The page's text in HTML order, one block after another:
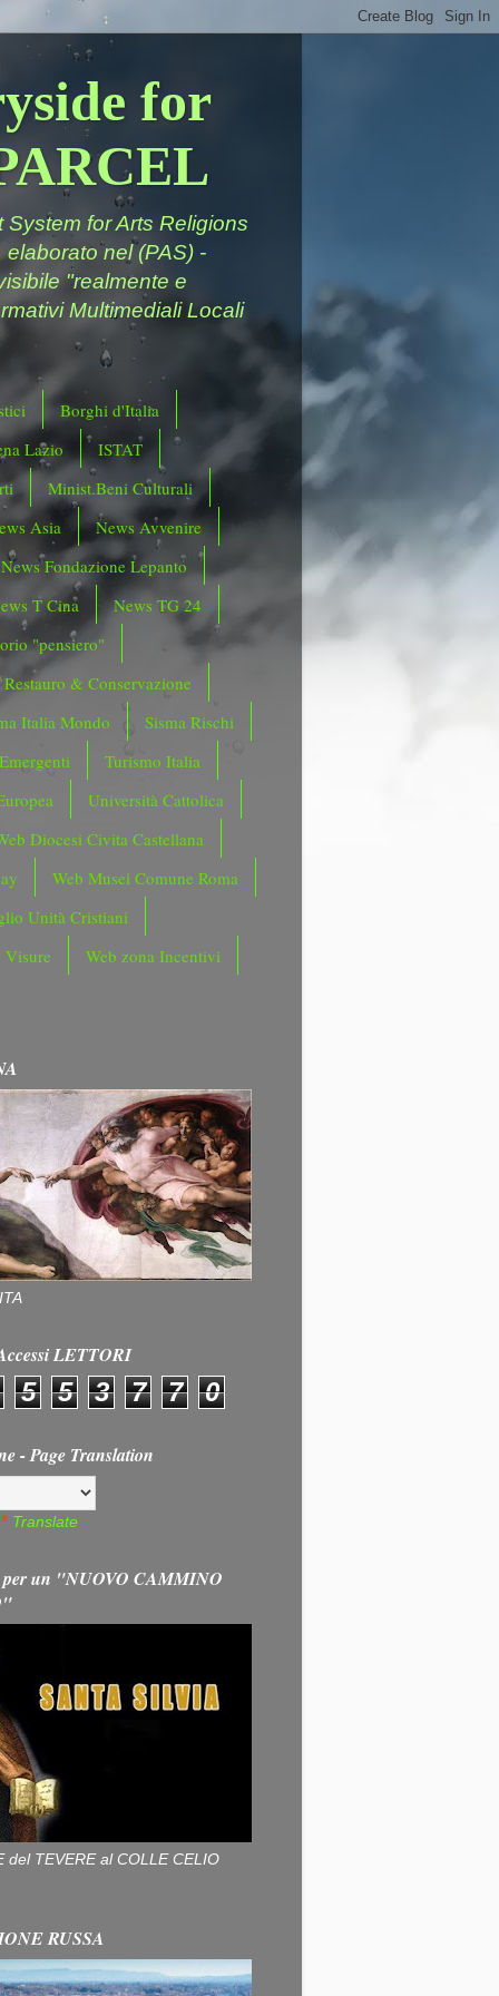
for
for Arts Religions
nel (PAS) -
"realmente e
Multimediali Locali
Borghi d'Italia
Lazio
ISTAT
Minist.Beni Culturali
Asia
News Avvenire
News Fondazione Lepanto
T Cina
News TG 24
"pensiero"
Restauro & Conservazione
Italia Mondo
Sisma Rischi
Turismo Italia
Università Cattolica
Diocesi Civita Castellana
Web Musei Comune Roma
Unità Cristiani
Visure
Web zona Incentivi
LETTORI
5 5 3 7 7 0
- Page Translation
Translate
per un "NUOVO CAMMINO
del TEVERE al COLLE CELIO
RUSSA